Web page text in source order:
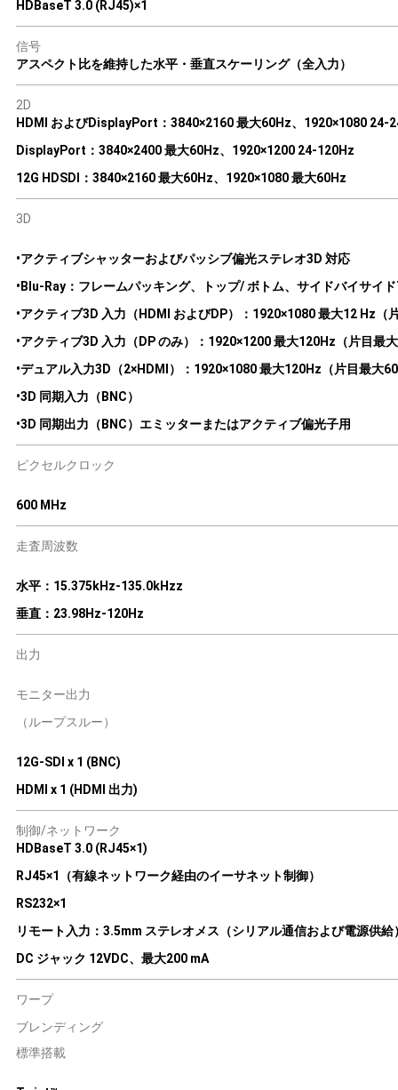
HDBaseT 3.0 (RJ45)×1
信号
アスペクト比を維持した水平・垂直スケーリング（全入力）
2D
HDMI およびDisplayPort：3840×2160 最大60Hz、1920×1080 24-
DisplayPort：3840×2400 最大60Hz、1920×1200 24-120Hz
12G HDSDI：3840×2160 最大60Hz、1920×1080 最大60Hz
3D
•アクティブシャッターおよびパッシブ偏光ステレオ3D 対応
•Blu-Ray：フレームパッキング、トップ/ ボトム、サイドバイサイ
•アクティブ3D 入力（HDMI およびDP）：1920×1080 最大12 Hz
•アクティブ3D 入力（DP のみ）：1920×1200 最大120Hz（片目最
•デュアル入力3D（2×HDMI）：1920×1080 最大120Hz（片目最大
•3D 同期入力（BNC）
•3D 同期出力（BNC）エミッターまたはアクティブ偏光子用
ピクセルクロック
600 MHz
走査周波数
水平：15.375kHz-135.0kHzz
垂直：23.98Hz-120Hz
出力
モニター出力
（ループスルー）
12G-SDI x 1 (BNC)
HDMI x 1 (HDMI 出力)
制御/ネットワーク
HDBaseT 3.0 (RJ45×1)
RJ45×1（有線ネットワーク経由のイーサネット制御）
RS232×1
リモート入力：3.5mm ステレオメス（シリアル通信および電源供給
DC ジャック 12VDC、最大200 mA
ワープ
ブレンディング
標準搭載